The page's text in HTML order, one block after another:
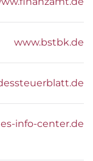
www.bstbk.de
info-center.de